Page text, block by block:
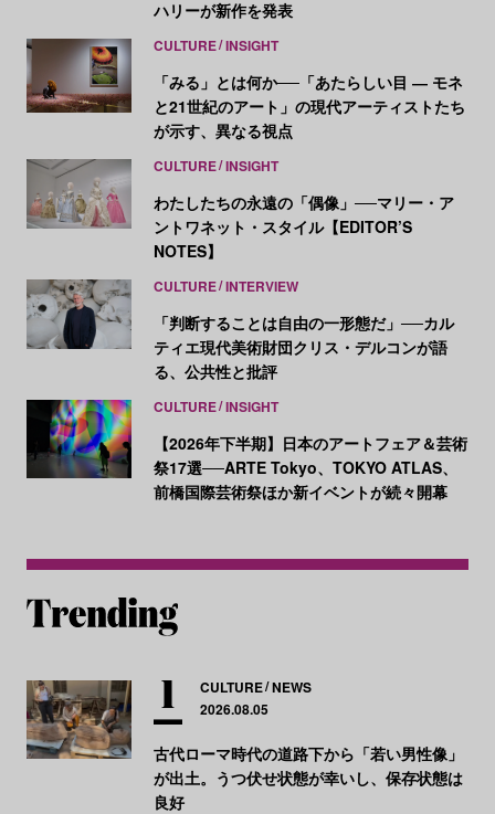
ハリーが新作を発表
CULTURE INSIGHT
「みる」とは何か──「あたらしい目 ― モネ
と21世紀のアート」の現代アーティストたち
が示す、異なる視点
CULTURE INSIGHT
わたしたちの永遠の「偶像」──マリー・ア
ントワネット・スタイル【EDITOR’S
NOTES】
CULTURE INTERVIEW
「判断することは自由の一形態だ」──カル
ティエ現代美術財団クリス・デルコンが語
る、公共性と批評
CULTURE INSIGHT
【2026年下半期】日本のアートフェア＆芸術
祭17選──ARTE Tokyo、TOKYO ATLAS、
前橋国際芸術祭ほか新イベントが続々開幕
CULTURE NEWS
2026.08.05
古代ローマ時代の道路下から「若い男性像」
が出土。うつ伏せ状態が幸いし、保存状態は
良好